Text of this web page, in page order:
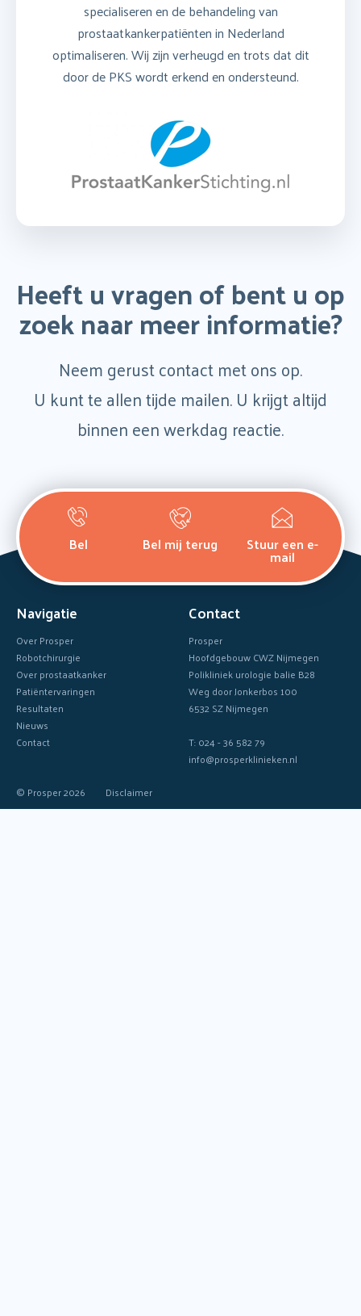
specialiseren en de behandeling van
prostaatkankerpatiënten in Nederland
optimaliseren. Wij zijn verheugd en trots dat dit
door de PKS wordt erkend en ondersteund.
Heeft u vragen of bent u op
zoek naar meer informatie?
Neem gerust contact met ons op.
U kunt te allen tijde mailen. U krijgt altijd
binnen een werkdag reactie.
Bel Bel mij terug Stuur een e-
mail
Navigatie
Over Prosper
Robotchirurgie
Over prostaatkanker
Patiëntervaringen
Resultaten
Nieuws
Contact
Contact
Prosper
Hoofdgebouw CWZ Nijmegen
Polikliniek urologie balie B28
Weg door Jonkerbos 100
6532 SZ Nijmegen
T: 024 - 36 582 79
info@prosperklinieken.nl
© Prosper 2026
Disclaimer